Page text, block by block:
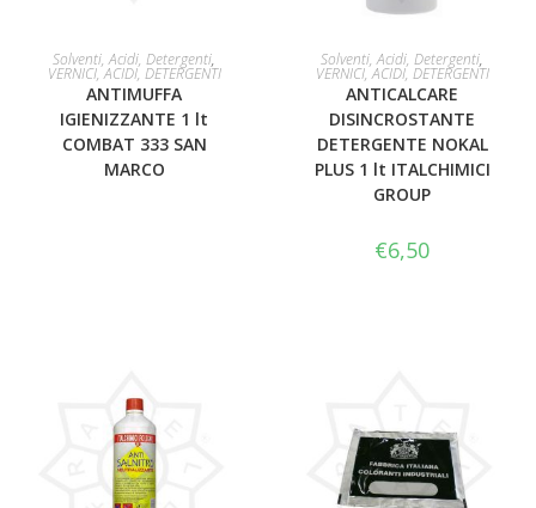
LEGGI TUTTO
Solventi, Acidi, Detergenti,
VERNICI, ACIDI, DETERGENTI
ANTIMUFFA
IGIENIZZANTE 1 lt
COMBAT 333 SAN
MARCO
LEGGI TUTTO
Solventi, Acidi, Detergenti,
VERNICI, ACIDI, DETERGENTI
ANTICALCARE
DISINCROSTANTE
DETERGENTE NOKAL
PLUS 1 lt ITALCHIMICI
GROUP
€6,50